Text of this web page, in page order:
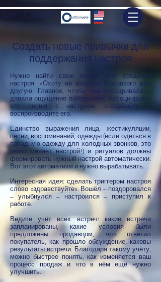
Len Kaplan
Создать новые привычки для
поддержания настроя
Нужно найти свою песню для создания
настроя. «Охоту на волков» Высоцкого или
другую. Главное, чтобы она взбадривала и
давала ощущение победителя. Ассоциируйте
эту песню с настроем, создавайте и
воспроизводите его.
Единство выражения лица, жестикуляции,
песни, воспоминаний, одежды (если одеться в
парадную одежду для холодных звонков, это
резко меняет настрой!) и ритуалов должны
формировать нужный настрой автоматически.
Вот этот автоматизм и нужно вырабатывать.
Интересная идея: сделать триггером настроя
слово «здравствуйте». Вошёл – поздоровался
– улыбнулся – настроился – приступил к
работе.
Ведите учёт всех встреч: какие встречи
запланированы, какие условия были
предложены продавцом, что ответил
покупатель, как прошло обсуждение, каковы
результаты встречи. Благодаря такому учёту,
можно быстрее понять, как изменяется ваш
процесс продаж и что в нём ещё нужно
улучшить.